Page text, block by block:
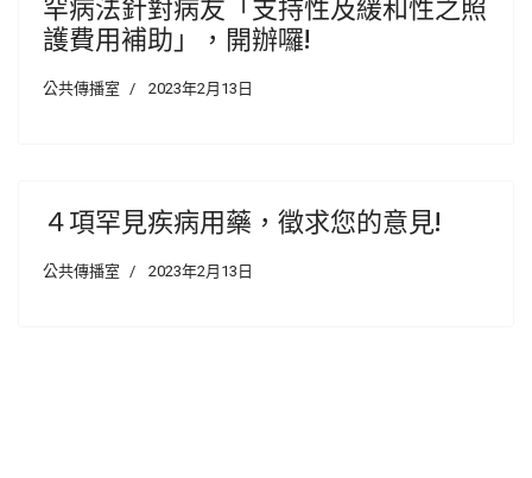
護費用補助」，開辦囉!
公共傳播室 2023年2月13日
４項罕見疾病用藥，徵求您的意見!
公共傳播室 2023年2月13日